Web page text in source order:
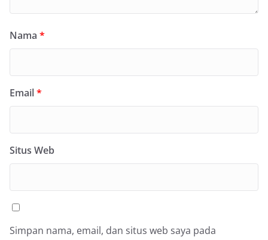
Nama *
Email*
Situs Web
Simpan nama, email, dan situs web saya pada